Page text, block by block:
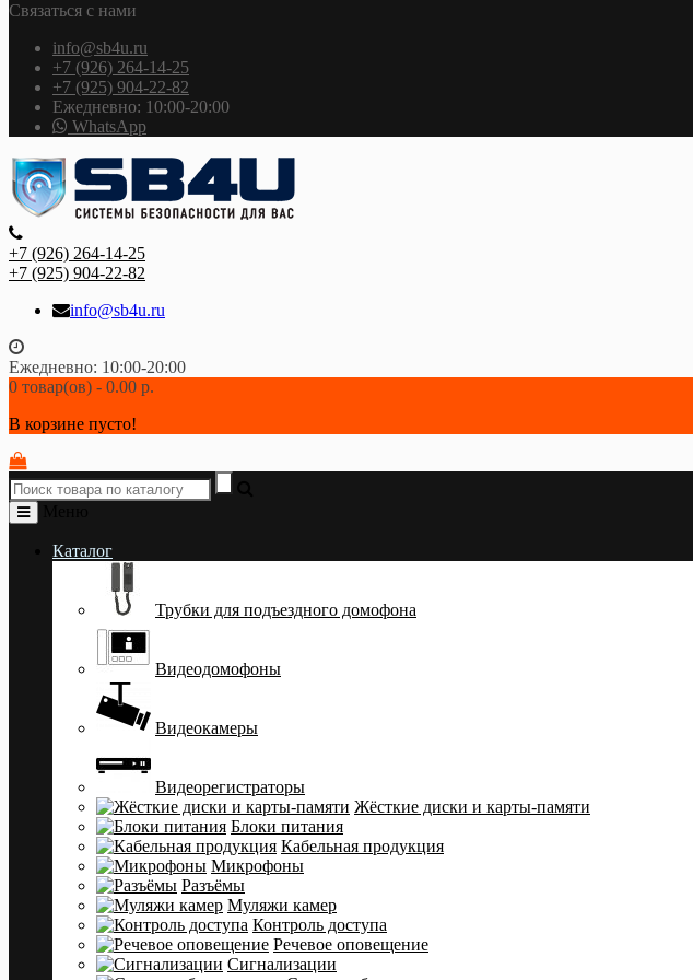
Связаться с нами
info@sb4u.ru
+7 (926) 264-14-25
+7 (925) 904-22-82
Ежедневно: 10:00-20:00
WhatsApp
+7 (926) 264-14-25
+7 (925) 904-22-82
info@sb4u.ru
Ежедневно: 10:00-20:00
0 товар(ов) - 0.00 р.
В корзине пусто!
Каталог
Трубки для подъездного домофона
Видеодомофоны
Видеокамеры
Видеорегистраторы
Жёсткие диски и карты-памяти
Блоки питания
Кабельная продукция
Микрофоны
Разъёмы
Муляжи камер
Контроль доступа
Речевое оповещение
Сигнализации